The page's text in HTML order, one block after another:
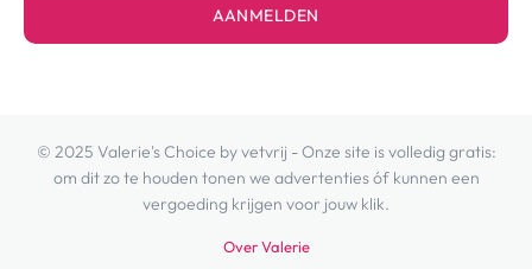
AANMELDEN
© 2025 Valerie's Choice by vetvrij - Onze site is volledig gratis:
om dit zo te houden tonen we advertenties óf kunnen een
vergoeding krijgen voor jouw klik.
Over Valerie